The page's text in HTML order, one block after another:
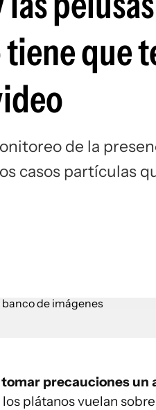
que
de la
casos partículas
precauciones un
plátanos vuelan